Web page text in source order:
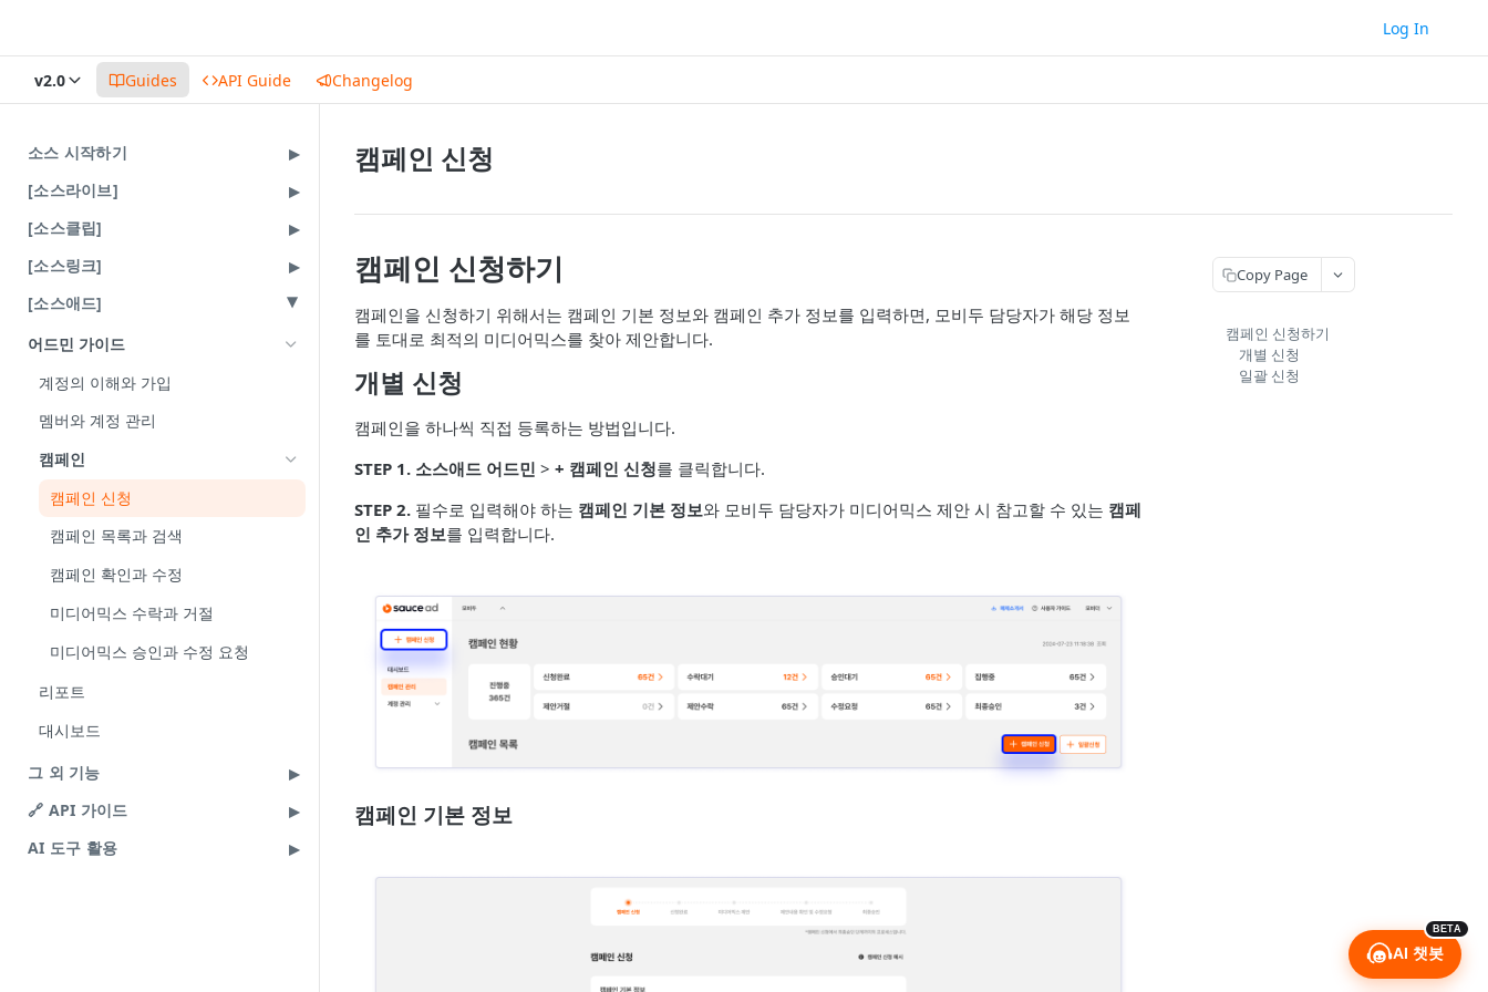
Log In
v2.0 Guides API Guide Changelog
소스 시작하기
[소스라이브]
[소스클립]
[소스링크]
[소스애드]
어드민 가이드
계정의 이해와 가입
멤버와 계정 관리
캠페인
캠페인 신청
캠페인 목록과 검색
캠페인 확인과 수정
미디어믹스 수락과 거절
미디어믹스 승인과 수정 요청
리포트
대시보드
그 외 기능
🔗 API 가이드
AI 도구 활용
캠페인 신청
캠페인 신청하기
캠페인을 신청하기 위해서는 캠페인 기본 정보와 캠페인 추가 정보를 입력하면, 모비두 담당자가 해당 정보
를 토대로 최적의 미디어믹스를 찾아 제안합니다.
개별 신청
캠페인을 하나씩 직접 등록하는 방법입니다.
STEP 1. 소스애드 어드민 > + 캠페인 신청를 클릭합니다.
STEP 2. 필수로 입력해야 하는 캠페인 기본 정보와 모비두 담당자가 미디어믹스 제안 시 참고할 수 있는 캠페
인 추가 정보를 입력합니다.
캠페인 기본 정보
Copy Page
캠페인 신청하기
개별 신청
일괄 신청
BETA
AI 챗봇